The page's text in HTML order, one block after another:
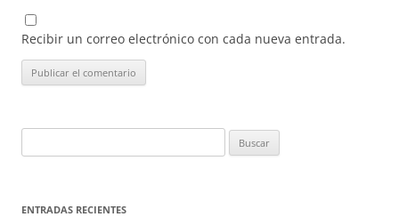
Recibir un correo electrónico con cada nueva entrada.
ENTRADAS RECIENTES